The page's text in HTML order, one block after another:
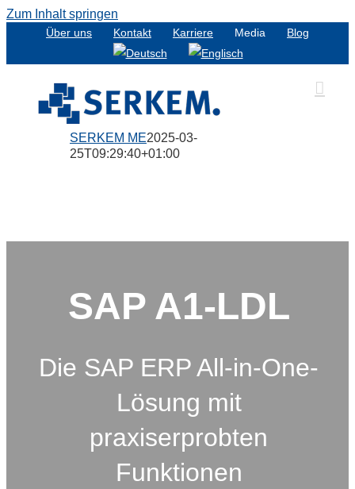
Zum Inhalt springen
Über uns Kontakt Karriere Media Blog
SERKEM ME2025-03-
25T09:29:40+01:00
SAP A1-LDL
Die SAP ERP All-in-One-
Lösung mit
praxiserprobten
Funktionen